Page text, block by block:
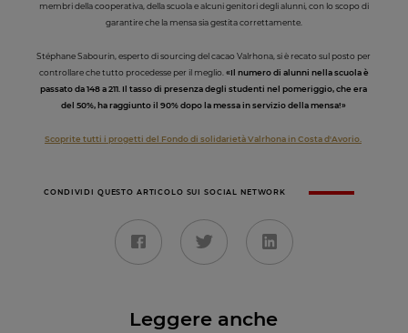
membri della cooperativa, della scuola e alcuni genitori degli alunni, con lo scopo di
garantire che la mensa sia gestita correttamente.
Stéphane Sabourin, esperto di sourcing del cacao Valrhona, si è recato sul posto per
controllare che tutto procedesse per il meglio. «Il numero di alunni nella scuola è
passato da 148 a 211. Il tasso di presenza degli studenti nel pomeriggio, che era
del 50%, ha raggiunto il 90% dopo la messa in servizio della mensa!»
Scoprite tutti i progetti del Fondo di solidarietà Valrhona in Costa d'Avorio.
CONDIVIDI QUESTO ARTICOLO SUI SOCIAL NETWORK
Leggere anche